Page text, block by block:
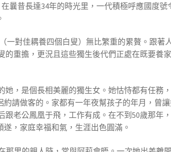
曩昔長達34年的時光里，一代積極呼應國度
一對佳耦養四個白叟）無比繁重的累贅。跟著
的重擔，更況且這些獨生後代們正處在既要養
她，是個長相美麗的獨生女。她怙恃都有任務
請做客的。家都有一年夜幫孩子的年月，曾
跟老公鳳凰于飛，工作有成。在不到50歲那年
，家庭幸福和氣，生涯出色圓滿。